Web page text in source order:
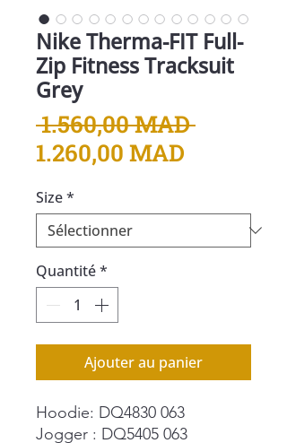
Nike Therma-FIT Full-
Zip Fitness Tracksuit
Grey
1.560,00 MAD Prix
1.260,00 MAD
Size*
Quantité*
Ajouter au panier
Hoodie: DQ4830 063
Jogger : DQ5405 063